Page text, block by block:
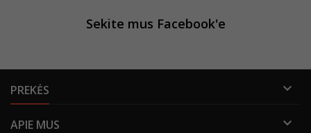
Sekite mus Facebook'e
PREKĖS 
APIE MUS 